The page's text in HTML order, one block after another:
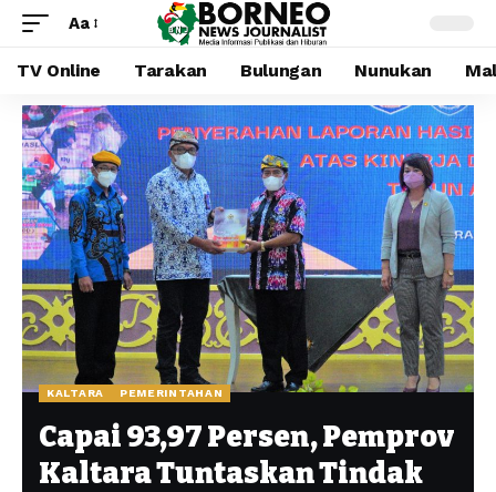
Aa
TV Online Tarakan Bulungan Nunukan
KALTARA PEMERINTAHAN
Capai 93,97 Persen, Pemprov
Kaltara Tuntaskan Tindak